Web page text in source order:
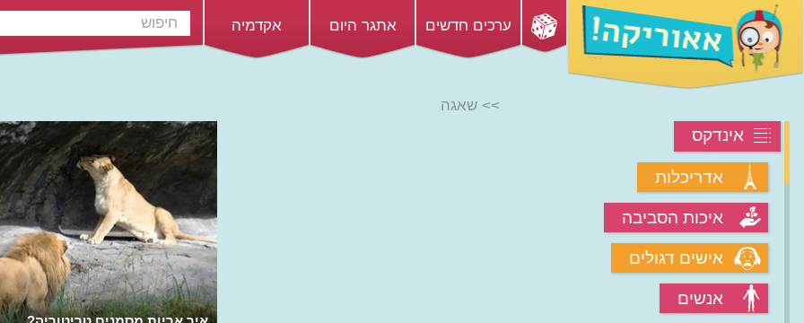
ערכים חדשים אתגר היום אקדמיה
אינדקס
אדריכלות
איכות הסביבה
אישים דגולים
אנשים
>> שאגה